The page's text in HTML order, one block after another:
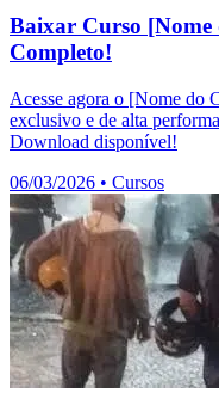
Baixar Curso
Completo!
Acesse agora o [Nome do
exclusivo e de alta
Download disponível!
06/03/2026 • Cursos